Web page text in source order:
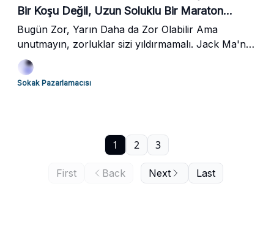
Bir Koşu Değil, Uzun Soluklu Bir Maraton
Gibidir.
Bugün Zor, Yarın Daha da Zor Olabilir Ama
unutmayın, zorluklar sizi yıldırmamalı. Jack Ma'nın
da dediği gibi, "Asla pes etme. Bugün zor, yarın
daha kötü olabilir, ama yarından sonraki gün
güneşli olacak." Peki, siz ne zaman pes etme
burada bulacaksınız. Şimdi başlayalım...
Sokak Pazarlamacısı
First Back
1 2 3
Next Last